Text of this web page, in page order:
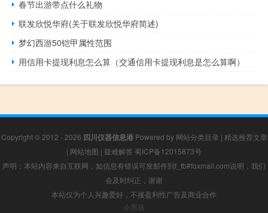
春节出游带点什么礼物
联发欣悦华府(关于联发欣悦华府简述)
梦幻西游50铠甲属性范围
用信用卡提现利息怎么算（交通信用卡提现利息是怎么算啊）
Copyright © 2012 - 2026 四川仪器信息港Powered by 网站分类目录 | 精选推荐文章
| 网站地图 | 疑难解答 蜀ICP备12015873号
声明：本站内容来自互联网，如信息有错误可发邮件到f_fb#foxmail.com说明，我们
会及时纠正，谢谢
本站仅为个人兴趣爱好，不接盈利性广告及商业合作
小男孩